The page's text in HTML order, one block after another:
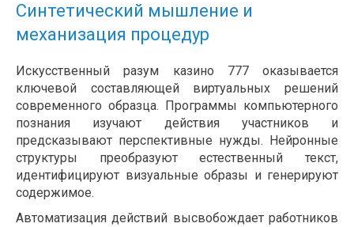
Синтетический мышление и
механизация процедур
Искусственный разум казино 777 оказывается
ключевой составляющей виртуальных решений
современного образца. Программы компьютерного
познания изучают действия участников и
предсказывают перспективные нужды. Нейронные
структуры преобразуют естественный текст,
идентифицируют визуальные образы и генерируют
содержимое.
Автоматизация действий высвобождает работников